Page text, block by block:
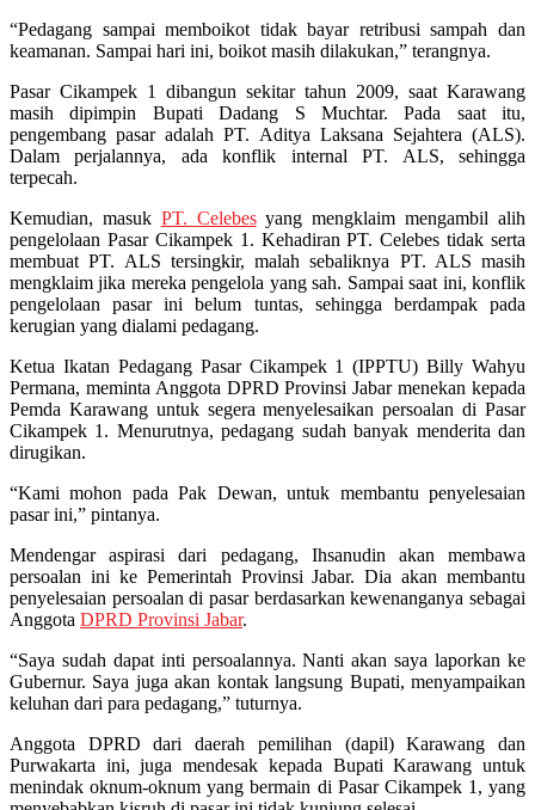
“Pedagang sampai memboikot tidak bayar retribusi sampah dan
keamanan. Sampai hari ini, boikot masih dilakukan,” terangnya.
Pasar Cikampek 1 dibangun sekitar tahun 2009, saat Karawang
masih dipimpin Bupati Dadang S Muchtar. Pada saat itu,
pengembang pasar adalah PT. Aditya Laksana Sejahtera (ALS).
Dalam perjalannya, ada konflik internal PT. ALS, sehingga
terpecah.
Kemudian, masuk PT. Celebesyang mengklaim mengambil alih
pengelolaan Pasar Cikampek 1. Kehadiran PT. Celebes tidak serta
membuat PT. ALS tersingkir, malah sebaliknya PT. ALS masih
mengklaim jika mereka pengelola yang sah. Sampai saat ini, konflik
pengelolaan pasar ini belum tuntas, sehingga berdampak pada
kerugian yang dialami pedagang.
Ketua Ikatan Pedagang Pasar Cikampek 1 (IPPTU) Billy Wahyu
Permana, meminta Anggota DPRD Provinsi Jabar menekan kepada
Pemda Karawang untuk segera menyelesaikan persoalan di Pasar
Cikampek 1. Menurutnya, pedagang sudah banyak menderita dan
dirugikan.
“Kami mohon pada Pak Dewan, untuk membantu penyelesaian
pasar ini,” pintanya.
Mendengar aspirasi dari pedagang, Ihsanudin akan membawa
persoalan ini ke Pemerintah Provinsi Jabar. Dia akan membantu
penyelesaian persoalan di pasar berdasarkan kewenanganya sebagai
Anggota DPRD Provinsi Jabar.
“Saya sudah dapat inti persoalannya. Nanti akan saya laporkan ke
Gubernur. Saya juga akan kontak langsung Bupati, menyampaikan
keluhan dari para pedagang,” tuturnya.
Anggota DPRD dari daerah pemilihan (dapil) Karawang dan
Purwakarta ini, juga mendesak kepada Bupati Karawang untuk
menindak oknum-oknum yang bermain di Pasar Cikampek 1, yang